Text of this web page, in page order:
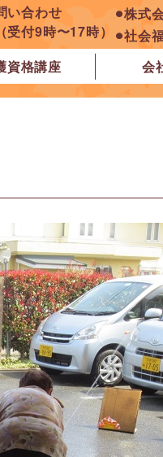
い合わせ
受付9時〜17時）
⚫︎株式
⚫︎社会
ター
エリア
資格講座 会